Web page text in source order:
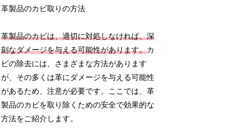
革製品のカビ取りの方法
革製品のカビは、適切に対処しなければ、深
刻なダメージを与える可能性があります。カ
ビの除去には、さまざまな方法があります
が、その多くは革にダメージを与える可能性
があるため、注意が必要です。ここでは、革
製品のカビを取り除くための安全で効果的な
方法をご紹介します。